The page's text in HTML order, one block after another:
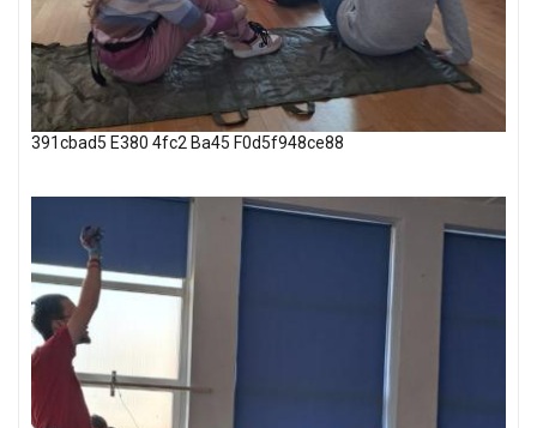
391cbad5 E380 4fc2 Ba45 F0d5f948ce88